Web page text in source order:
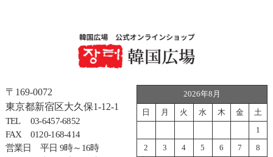
〒169-0072
東京都新宿区大久保1-12-1
TEL
03-6457-6852
FAX
0120-168-414
営業日
平日 9時～16時
2026年8月
日 月 火 水 木 金 土
1
2 3 4 5 6 7 8